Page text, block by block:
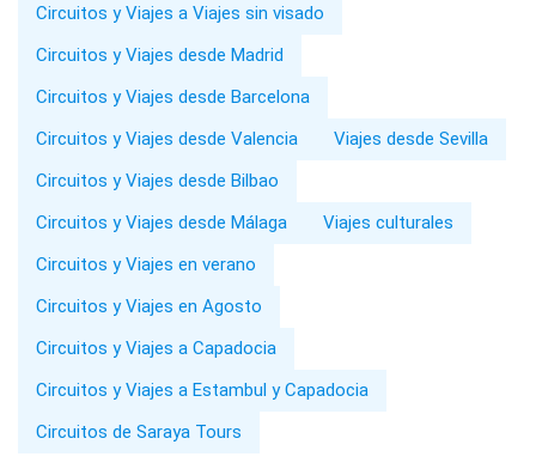
Circuitos y Viajes a Viajes sin visado
Circuitos y Viajes desde Madrid
Circuitos y Viajes desde Barcelona
Circuitos y Viajes desde Valencia
Viajes desde Sevilla
Circuitos y Viajes desde Bilbao
Circuitos y Viajes desde Málaga
Viajes culturales
Circuitos y Viajes en verano
Circuitos y Viajes en Agosto
Circuitos y Viajes a Capadocia
Circuitos y Viajes a Estambul y Capadocia
Circuitos de Saraya Tours